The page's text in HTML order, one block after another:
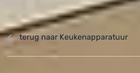
terug naar Keukenapparatuur